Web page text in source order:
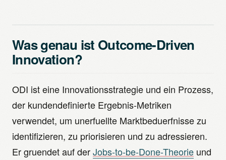
Was genau ist Outcome-Driven
Innovation?
ODI ist eine Innovationsstrategie und ein Prozess,
der kundendefinierte Ergebnis-Metriken
verwendet, um unerfuellte Marktbeduerfnisse zu
identifizieren, zu priorisieren und zu adressieren.
Er gruendet auf derJobs-to-be-Done-Theorie und